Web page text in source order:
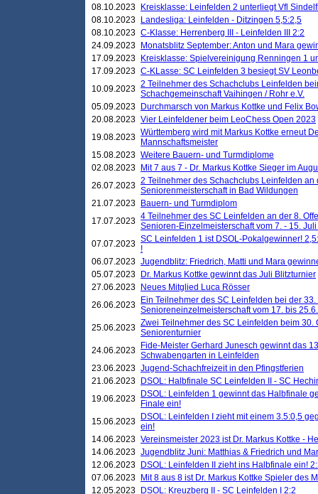
08.10.2023
Kreisklasse: Leinfelden 2 unterliegt Vfl
08.10.2023
Landesliga: Leinfelden - Ditzingen 5,5:2,5
08.10.2023 C-Klasse: Herrenberg III - Leinfelden III 2:2
24.09.2023
Monatsblitz September: Anton und Mara
17.09.2023
Kreisklasse: Spielvereinigung Renningen 1
17.09.2023 C-KLasse: SC Leinfelden 3 besiegt SV
10.09.2023 2 Teilnehmer des Schachclubs Leinfelden
Schachgemeinschaft Vaihingen / Rohr e.V.
05.09.2023
Durchmarsch von Markus Kottke und Felix
20.08.2023 Vier Leinfeldener beim LeoChess Open 2023
19.08.2023 Württemberg wird mit Markus Kottke erneut
Mannschaftsmeister
15.08.2023 Weitere Bauern- und Turmdiplome
02.08.2023
Mit 7 aus 7 - Dr. Markus Kottke Sieger im
26.07.2023 2 Teilnehmer des Schachclubs Leinfelden an
Seniorenmeisterschaft in Bad Wildungen
21.07.2023
Bauern- und Turmdiplom
17.07.2023 4 Teilnehmer des SC Leinfelden an der 8.
Senioren-Einzelmeisterschaft vom 7. - 15.
07.07.2023 SC Leinfelden 1 ist DSOL-Pokalgewinner!
!
06.07.2023 Jugendblitz: Friedrich, Matti und Mara
05.07.2023
Dr. Markus Kottke gewinnt das Juli Blitzturnier
27.06.2023
Neues Mitglied Luca Rösser
26.06.2023
Ein Teilnehmer des SC Leinfelden bei der
Senioreneinzelmeisterschaft vom 17. bis
25.06.2023 Zwei Teilnehmer des SC Leinfelden beim
Seniorenturnier
24.06.2023
Fide-Meister Gerhard Junesch gewinnt das
Schwabengarten in Leinfelden
23.06.2023 Jugend-Schachfreizeit in den Pfingstferien
21.06.2023
DSOL: Halbfinale SC Leinfelden II - SC
19.06.2023
DSOL: Leinfelden 1 gewinnt das Halbfinale
Finale ein!
15.06.2023
DSOL: Leinfelden I zieht mit einem 3.5:0,5
ein!
14.06.2023 Vereinsmeister 2023 ist Dr. Markus Kottke -
14.06.2023 Jugendblitz Juni: Matthias & Friedrich und
12.06.2023
DSOL: Leinfelden II zieht ins Halbfinale ein!
07.06.2023
Mit 8 aus 8 ist Dr. Markus Kottke Spieler des
12.05.2023
DSOL: Kreuzberg II - SC Leinfelden I 2:2